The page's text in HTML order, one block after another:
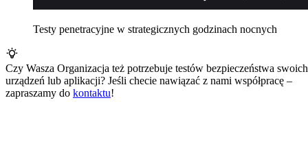
Testy penetracyjne w strategicznych godzinach nocnych
Czy Wasza Organizacja też potrzebuje testów bezpieczeństwa swoich
urządzeń lub aplikacji? Jeśli checie nawiązać z nami współpracę –
zapraszamy do kontaktu!